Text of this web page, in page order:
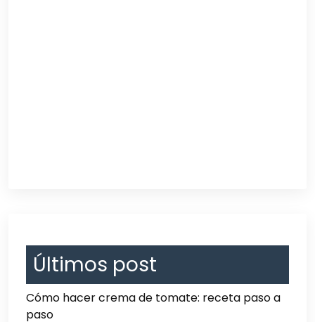
Últimos post
Cómo hacer crema de tomate: receta paso a
paso